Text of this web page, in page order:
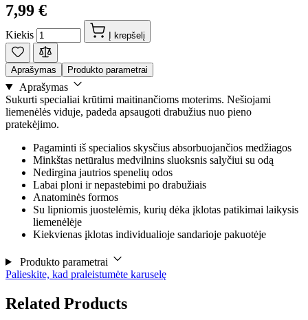
7,99 €
Kiekis Į krepšelį
Aprašymas Produkto parametrai
Aprašymas
Sukurti specialiai krūtimi maitinančioms moterims. Nešiojami
liemenėlės viduje, padeda apsaugoti drabužius nuo pieno
pratekėjimo.
Pagaminti iš specialios skysčius absorbuojančios medžiagos
Minkštas netūralus medvilnins sluoksnis salyčiui su odą
Nedirgina jautrios spenelių odos
Labai ploni ir nepastebimi po drabužiais
Anatominės formos
Su lipniomis juostelėmis, kurių dėka įklotas patikimai laikysis
liemenėlėje
Kiekvienas įklotas individualioje sandarioje pakuotėje
Produkto parametrai
Palieskite, kad praleistumėte karuselę
Related Products